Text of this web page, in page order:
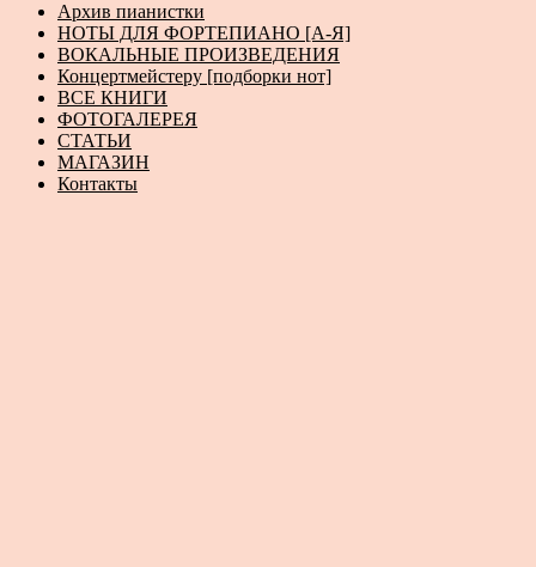
Архив пианистки
НОТЫ ДЛЯ ФОРТЕПИАНО [А-Я]
ВОКАЛЬНЫЕ ПРОИЗВЕДЕНИЯ
Концертмейстеру [подборки нот]
ВСЕ КНИГИ
ФОТОГАЛЕРЕЯ
СТАТЬИ
МАГАЗИН
Контакты